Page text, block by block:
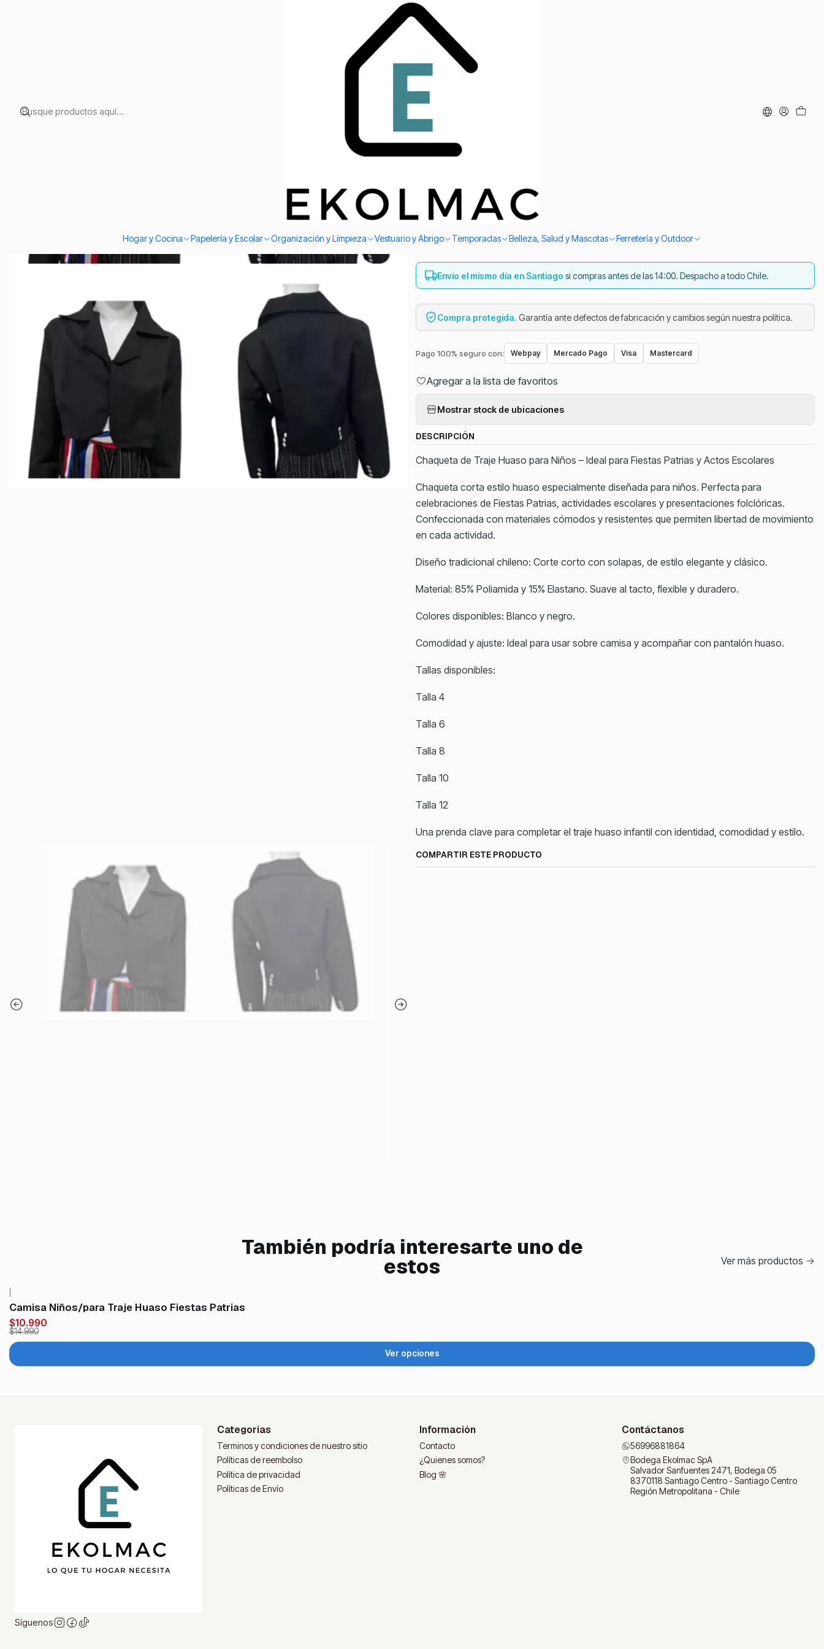
Hogar y Cocina Papelería y Escolar Organización y Limpieza Vestuario y Abrigo Temporadas Belleza, Salud y Mascotas Ferretería y Outdoor
Envío el mismo día en Santiago
|
Chaqueta De Traje Huaso Para
Niños / Fiestas Patria
Blanco Negro
Cantidad
Agregar al Carro Comprar ahora
Envío el mismo día en Santiago si compras antes de las 14:00. Despacho a todo Chile.
Compra protegida. Garantía ante defectos de fabricación y cambios según nuestra política.
Pago 100% seguro con: Webpay Mercado Pago Visa Mastercard
Agregar a la lista de favoritos
Mostrar stock de ubicaciones
DESCRIPCIÓN
Chaqueta de Traje Huaso para Niños – Ideal para Fiestas Patrias y Actos Escolares
Chaqueta corta estilo huaso especialmente diseñada para niños. Perfecta para
celebraciones de Fiestas Patrias, actividades escolares y presentaciones folclóricas.
Confeccionada con materiales cómodos y resistentes que permiten libertad de movimiento
en cada actividad.
Diseño tradicional chileno: Corte corto con solapas, de estilo elegante y clásico.
Material: 85% Poliamida y 15% Elastano. Suave al tacto, flexible y duradero.
Colores disponibles: Blanco y negro.
Comodidad y ajuste: Ideal para usar sobre camisa y acompañar con pantalón huaso.
Tallas disponibles:
Talla 4
Talla 6
Talla 8
Talla 10
Talla 12
Una prenda clave para completar el traje huaso infantil con identidad, comodidad y estilo.
COMPARTIR ESTE PRODUCTO
También podría interesarte uno de
estos Ver más productos
Camisa Niños/para Traje Huaso Fiestas Patrias
$10.990
$14.990
Ver opciones
Síguenos
Categorías
Terminos y condiciones de nuestro sitio
Políticas de reembolso
Política de privacidad
Políticas de Envío
Información
Contacto
¿Quienes somos?
Blog 🌸
Contáctanos
56996881864
Bodega Ekolmac SpA
Salvador Sanfuentes 2471, Bodega 05
8370118 Santiago Centro - Santiago Centro
Región Metropolitana - Chile